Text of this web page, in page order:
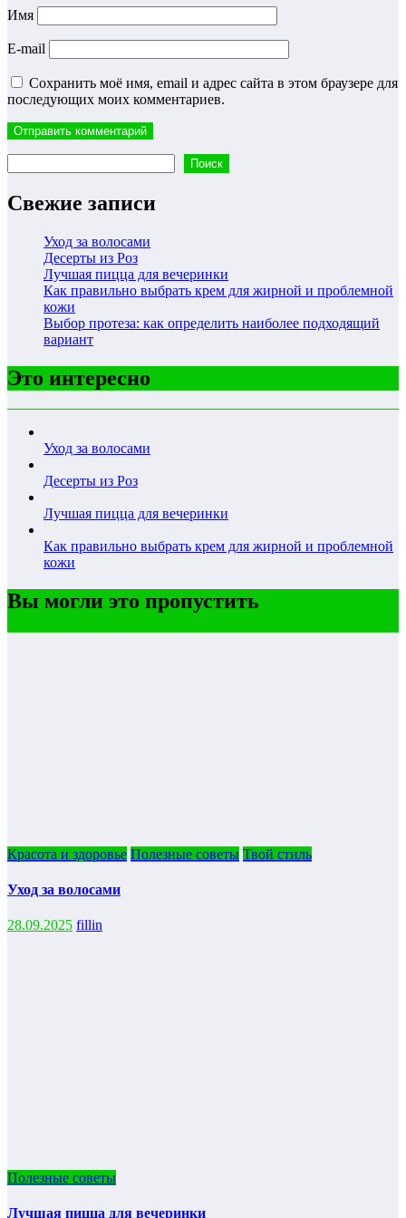
Имя
E-mail
Сохранить моё имя, email и адрес сайта в этом браузере для
последующих моих комментариев.
Поиск
Свежие записи
Уход за волосами
Десерты из Роз
Лучшая пицца для вечеринки
Как правильно выбрать крем для жирной и проблемной
кожи
Выбор протеза: как определить наиболее подходящий
вариант
Это интересно
Уход за волосами
Десерты из Роз
Лучшая пицца для вечеринки
Как правильно выбрать крем для жирной и проблемной
кожи
Вы могли это пропустить
Красота и здоровье Полезные советы Твой стиль
Уход за волосами
28.09.2025 fillin
Полезные советы
Лучшая пицца для вечеринки